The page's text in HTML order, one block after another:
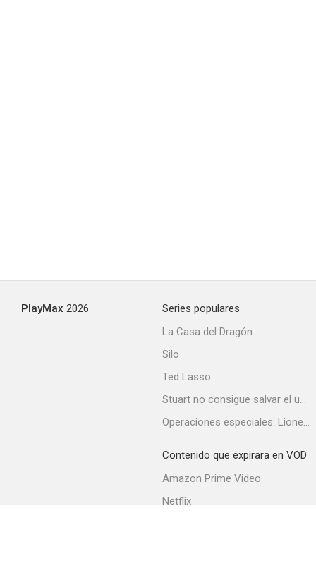
PlayMax 2026
Series populares
La Casa del Dragón
Silo
Ted Lasso
Stuart no consigue salvar el universo
Operaciones especiales: Lioness
Contenido que expirara en VOD
Amazon Prime Video
Netflix